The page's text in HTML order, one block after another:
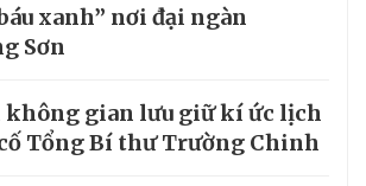
xanh” nơi đại ngàn
Sơn
không gian lưu giữ kí ức lịch
Tổng Bí thư Trường Chinh